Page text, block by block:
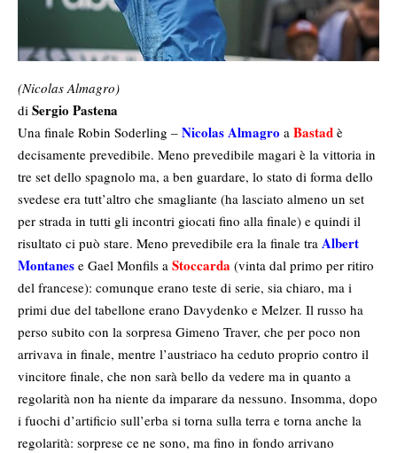
(Nicolas Almagro)
di Sergio Pastena
Una finale Robin Soderling – Nicolas Almagro a Bastad è
decisamente prevedibile. Meno prevedibile magari è la vittoria in
tre set dello spagnolo ma, a ben guardare, lo stato di forma dello
svedese era tutt’altro che smagliante (ha lasciato almeno un set
per strada in tutti gli incontri giocati fino alla finale) e quindi il
risultato ci può stare. Meno prevedibile era la finale tra Albert
Montanes e Gael Monfils a Stoccarda (vinta dal primo per ritiro
del francese): comunque erano teste di serie, sia chiaro, ma i
primi due del tabellone erano Davydenko e Melzer. Il russo ha
perso subito con la sorpresa Gimeno Traver, che per poco non
arrivava in finale, mentre l’austriaco ha ceduto proprio contro il
vincitore finale, che non sarà bello da vedere ma in quanto a
regolarità non ha niente da imparare da nessuno. Insomma, dopo
i fuochi d’artificio sull’erba si torna sulla terra e torna anche la
regolarità: sorprese ce ne sono, ma fino in fondo arrivano